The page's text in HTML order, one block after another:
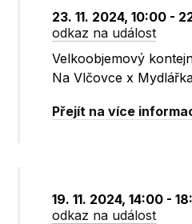
23. 11. 2024, 10:00 -
odkaz na událost
Velkoobjemový
Na Vlčovce x
Přejít na více
19. 11. 2024, 14:00 -
odkaz na událost